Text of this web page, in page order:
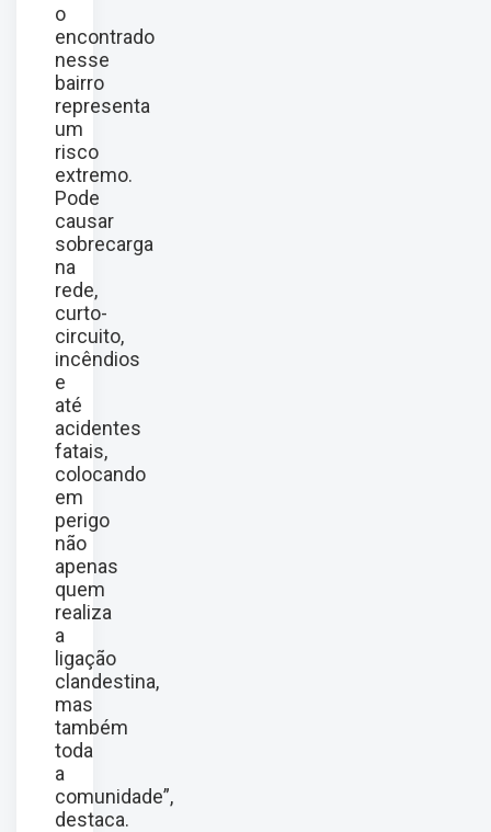
o
encontrado
nesse
bairro
representa
um
risco
extremo.
Pode
causar
sobrecarga
na
rede,
curto-
circuito,
incêndios
e
até
acidentes
fatais,
colocando
em
perigo
não
apenas
quem
realiza
a
ligação
clandestina,
mas
também
toda
a
comunidade”,
destaca.